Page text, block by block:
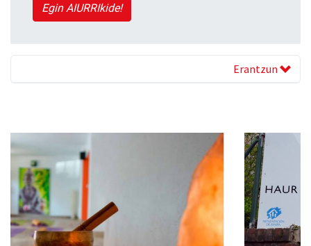
Egin AIURRIkide!
Erantzun